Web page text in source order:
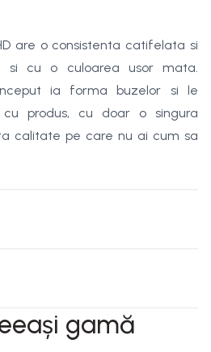
are o consistenta catifelata si
si cu o culoarea usor mata.
ia forma buzelor si le
produs, cu doar o singura
calitate pe care nu ai cum sa
gamă